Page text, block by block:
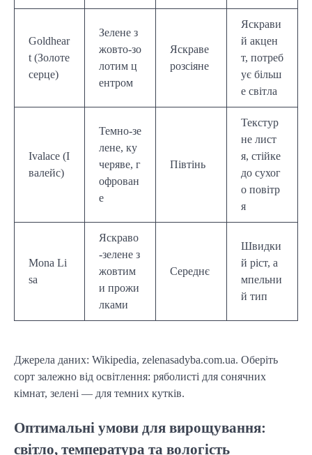
Goldhear
t (Золоте
серце)
Зелене з
жовто-зо
лотим ц
ентром
Яскраве
розсіяне
Яскрави
й акцен
т, потреб
ує більш
е світла
Ivalace (І
валейс)
Темно-зе
лене, ку
черяве, г
офрован
е
Півтінь
Текстур
не лист
я, стійке
до сухог
о повітр
я
Mona Li
sa
Яскраво
-зелене з
жовтим
и прожи
лками
Середнє
Швидки
й ріст, а
мпельни
й тип
Джерела даних: Wikipedia, zelenasadyba.com.ua. Оберіть
сорт залежно від освітлення: ряболисті для сонячних
кімнат, зелені — для темних кутків.
Оптимальні умови для вирощування:
світло, температура та вологість